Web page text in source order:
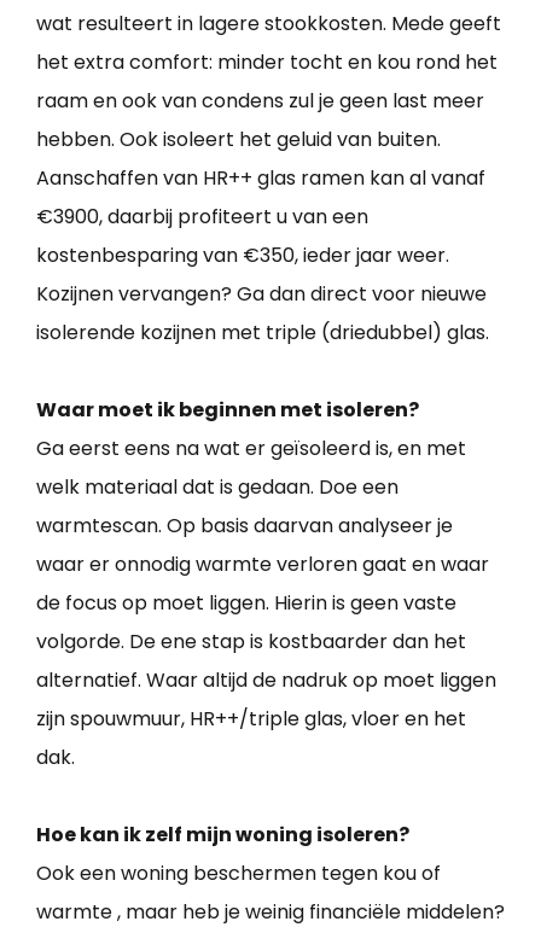
wat resulteert in lagere stookkosten. Mede geeft
het extra comfort: minder tocht en kou rond het
raam en ook van condens zul je geen last meer
hebben. Ook isoleert het geluid van buiten.
Aanschaffen van HR++ glas ramen kan al vanaf
€3900, daarbij profiteert u van een
kostenbesparing van €350, ieder jaar weer.
Kozijnen vervangen? Ga dan direct voor nieuwe
isolerende kozijnen met triple (driedubbel) glas.
Waar moet ik beginnen met isoleren?
Ga eerst eens na wat er geïsoleerd is, en met
welk materiaal dat is gedaan. Doe een
warmtescan. Op basis daarvan analyseer je
waar er onnodig warmte verloren gaat en waar
de focus op moet liggen. Hierin is geen vaste
volgorde. De ene stap is kostbaarder dan het
alternatief. Waar altijd de nadruk op moet liggen
zijn spouwmuur, HR++/triple glas, vloer en het
dak.
Hoe kan ik zelf mijn woning isoleren?
Ook een woning beschermen tegen kou of
warmte , maar heb je weinig financiële middelen?